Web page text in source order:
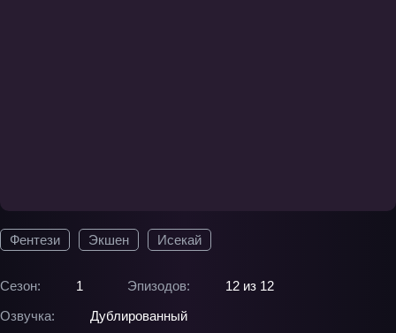
Фентези Экшен Исекай
Сезон: 1 Эпизодов:
12 из 12
Озвучка:
Дублированный